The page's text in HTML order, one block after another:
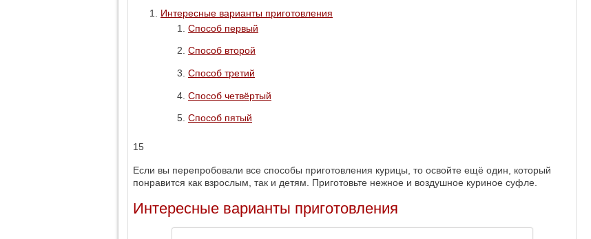
Интересные варианты приготовления
Способ первый
Способ второй
Способ третий
Способ четвёртый
Способ пятый
15
Если вы перепробовали все способы приготовления курицы, то освойте ещё один, который
понравится как взрослым, так и детям. Приготовьте нежное и воздушное куриное суфле.
Интересные варианты приготовления